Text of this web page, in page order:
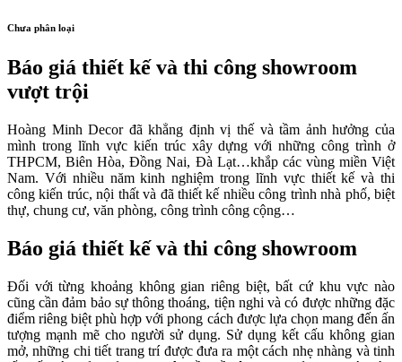
Chưa phân loại
Báo giá thiết kế và thi công showroom
vượt trội
Hoàng Minh Decor đã khẳng định vị thế và tầm ảnh hưởng của
mình trong lĩnh vực kiến trúc xây dựng với những công trình ở
THPCM, Biên Hòa, Đồng Nai, Đà Lạt…khắp các vùng miền Việt
Nam. Với nhiều năm kinh nghiệm trong lĩnh vực thiết kế và thi
công kiến trúc, nội thất và đã thiết kế nhiều công trình nhà phố, biệt
thự, chung cư, văn phòng, công trình công cộng…
Báo giá thiết kế và thi công showroom
Đối với từng khoảng không gian riêng biệt, bất cứ khu vực nào
cũng cần đảm bảo sự thông thoáng, tiện nghi và có được những đặc
điểm riêng biệt phù hợp với phong cách được lựa chọn mang đến ấn
tượng mạnh mẽ cho người sử dụng. Sử dụng kết cấu không gian
mở, những chi tiết trang trí được đưa ra một cách nhẹ nhàng và tinh